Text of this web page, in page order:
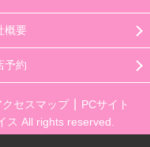
概要
予約
クセスマップ
PCサイト
ス All rights reserved.